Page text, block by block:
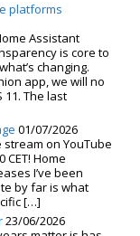
platforms
Assistant
is core to
changing.
app, we will no
11. The last
01/07/2026
on YouTube
CET! Home
I’ve been
by far is what
[…]
23/06/2026